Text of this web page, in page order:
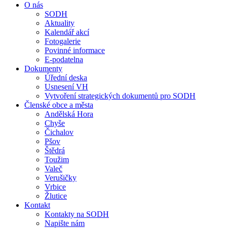
O nás
SODH
Aktuality
Kalendář akcí
Fotogalerie
Povinné informace
E-podatelna
Dokumenty
Úřední deska
Usnesení VH
Vytvoření strategických dokumentů pro SODH
Členské obce a města
Andělská Hora
Chyše
Čichalov
Pšov
Štědrá
Toužim
Valeč
Verušičky
Vrbice
Žlutice
Kontakt
Kontakty na SODH
Napište nám